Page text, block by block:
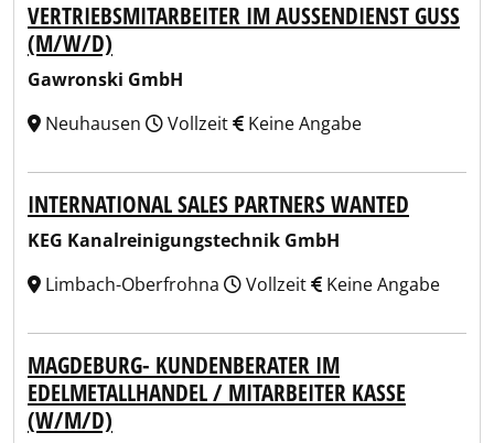
VERTRIEBSMITARBEITER IM AUSSENDIENST GUSS (
M/W/D)
Gawronski GmbH
Neuhausen
Vollzeit Keine Angabe
INTERNATIONAL SALES PARTNERS WANTED
KEG Kanalreinigungstechnik GmbH
Limbach-Oberfrohna
Vollzeit Keine Angabe
MAGDEBURG- KUNDENBERATER IM
EDELMETALLHANDEL / MITARBEITER KASSE
(W/M/D)